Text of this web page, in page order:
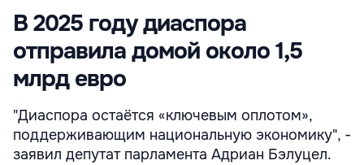
В 2025 году диаспора
отправила домой около 1,5
млрд евро
"Диаспора остаётся «ключевым оплотом»,
поддерживающим национальную экономику", -
заявил депутат парламента Адриан Бэлуцел.